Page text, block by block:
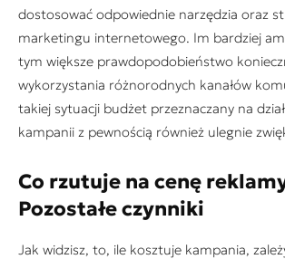
dostosować odpowiednie narzędzia oraz
marketingu internetowego. Im bardziej
tym większe prawdopodobieństwo
wykorzystania różnorodnych kanałów
takiej sytuacji budżet przeznaczany na
kampanii z pewnością również ulegnie
Co rzutuje na cenę
Pozostałe czynniki
Jak widzisz, to, ile kosztuje kampania,